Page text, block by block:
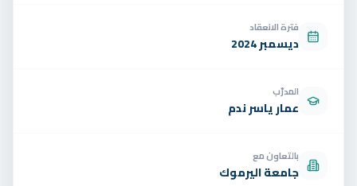
فترة الانعقاد
ديسمبر 2024
المدرّب
عمار ياسر ندم
بالتعاون مع
جامعة اليرموك